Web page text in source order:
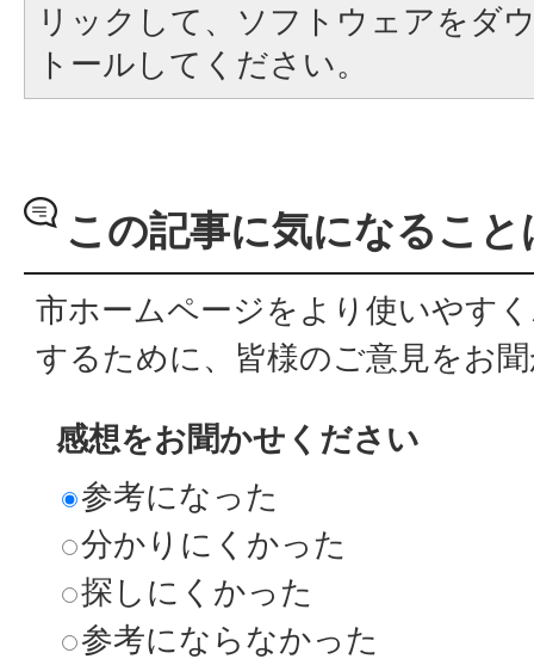
リックして、ソフトウェアをダ
トールしてください。
この記事に気になるこ
市ホームページをより使いやす
するために、皆様のご意見をお
感想をお聞かせください
参考になった
分かりにくかった
探しにくかった
参考にならなかった